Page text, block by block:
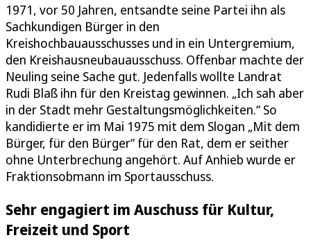
1971, vor 50 Jahren, entsandte seine Partei ihn als
Sachkundigen Bürger in den
Kreishochbauausschusses und in ein Untergremium,
den Kreishausneubauausschuss. Offenbar machte der
Neuling seine Sache gut. Jedenfalls wollte Landrat
Rudi Blaß ihn für den Kreistag gewinnen. „Ich sah aber
in der Stadt mehr Gestaltungsmöglichkeiten.“ So
kandidierte er im Mai 1975 mit dem Slogan „Mit dem
Bürger, für den Bürger“ für den Rat, dem er seither
ohne Unterbrechung angehört. Auf Anhieb wurde er
Fraktionsobmann im Sportausschuss.
Sehr engagiert im Auschuss für Kultur,
Freizeit und Sport